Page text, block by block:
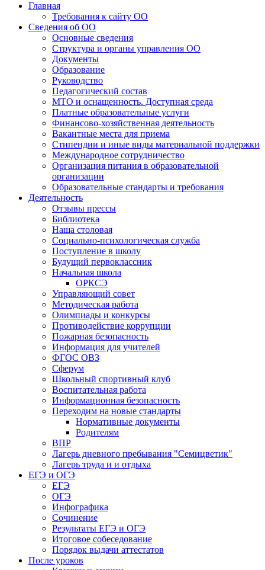
Главная
Требования к сайту ОО
Сведения об ОО
Основные сведения
Структура и органы управления ОО
Документы
Образование
Руководство
Педагогический состав
МТО и оснащенность. Доступная среда
Платные образовательные услуги
Финансово-хозяйственная деятельность
Вакантные места для приема
Стипендии и иные виды материальной поддержки
Международное сотрудничество
Организация питания в образовательной
организации
Образовательные стандарты и требования
Деятельность
Отзывы прессы
Библиотека
Наша столовая
Социально-психологическая служба
Поступление в школу
Будущий первоклассник
Начальная школа
ОРКСЭ
Управляющий совет
Методическая работа
Олимпиады и конкурсы
Противодействие коррупции
Пожарная безопасность
Информация для учителей
ФГОС ОВЗ
Сферум
Школьный спортивный клуб
Воспитательная работа
Информационная безопасность
Переходим на новые стандарты
Нормативные документы
Родителям
ВПР
Лагерь дневного пребывания "Семицветик"
Лагерь труда и и отдыха
ЕГЭ и ОГЭ
ЕГЭ
ОГЭ
Инфографика
Сочинение
Результаты ЕГЭ и ОГЭ
Итоговое собеседование
Порядок выдачи аттестатов
После уроков